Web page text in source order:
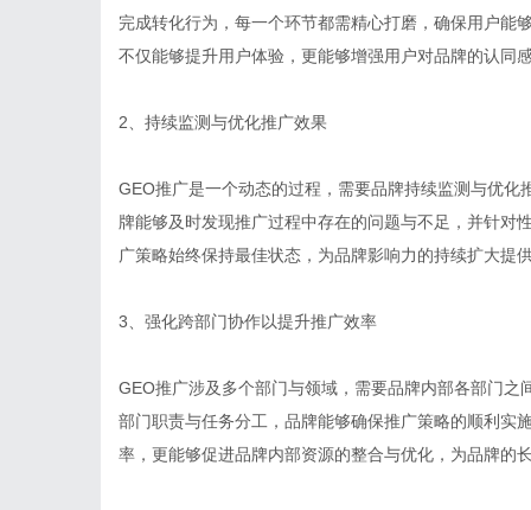
完成转化行为，每一个环节都需精心打磨，确保用户能
不仅能够提升用户体验，更能够增强用户对品牌的认同
2、持续监测与优化推广效果
GEO推广是一个动态的过程，需要品牌持续监测与优
牌能够及时发现推广过程中存在的问题与不足，并针对
广策略始终保持最佳状态，为品牌影响力的持续扩大提
3、强化跨部门协作以提升推广效率
GEO推广涉及多个部门与领域，需要品牌内部各部门
部门职责与任务分工，品牌能够确保推广策略的顺利实
率，更能够促进品牌内部资源的整合与优化，为品牌的